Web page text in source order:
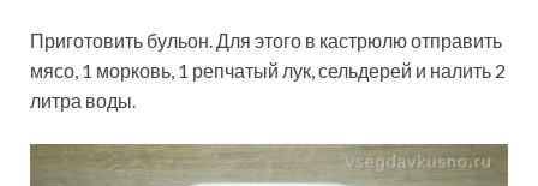
Приготовить бульон. Для этого в кастрюлю отправить
мясо, 1 морковь, 1 репчатый лук, сельдерей и налить 2
литра воды.